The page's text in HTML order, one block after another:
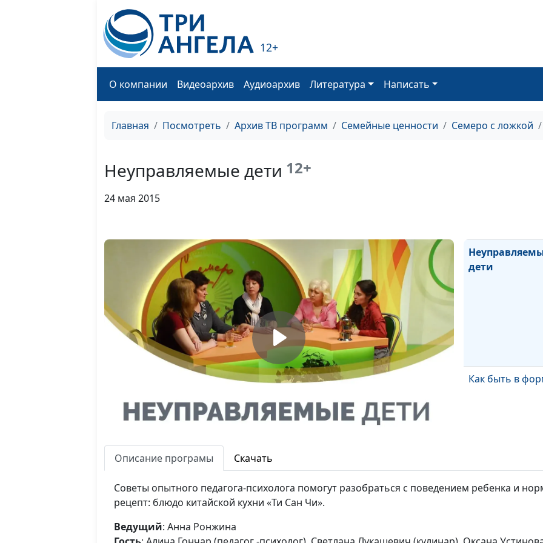
12+
О компании Видеоархив Аудиоархив Литература Написать
Главная Посмотреть Архив ТВ программ Семейные ценности Семеро с ложкой
Неуправляемые дети 12+
24 мая 2015
дети
Как быть в
Описание програмы Скачать
Советы опытного педагога-психолога помогут разобраться с поведением ребенка и
рецепт: блюдо китайской кухни «Ти Сан Чи».
Ведущий: Анна Ронжина